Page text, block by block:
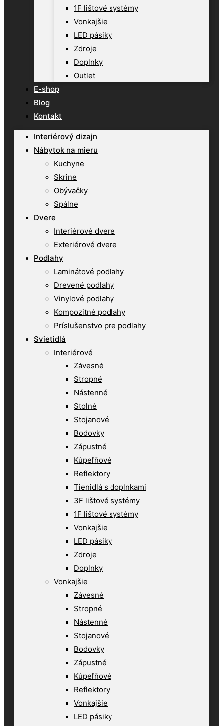
1F lištové systémy
Vonkajšie
LED pásiky
Zdroje
Doplnky
Outlet
E-shop
Blog
Kontakt
Interiérový dizajn
Nábytok na mieru
Kuchyne
Skrine
Obývačky
Spálne
Dvere
Interiérové dvere
Exteriérové dvere
Podlahy
Laminátové podlahy
Drevené podlahy
Vinylové podlahy
Kompozitné podlahy
Príslušenstvo pre podlahy
Svietidlá
Interiérové
Závesné
Stropné
Nástenné
Stolné
Stojanové
Bodovky
Zápustné
Kúpeľňové
Reflektory
Tienidlá s doplnkami
3F lištové systémy
1F lištové systémy
Vonkajšie
LED pásiky
Zdroje
Doplnky
Vonkajšie
Závesné
Stropné
Nástenné
Stojanové
Bodovky
Zápustné
Kúpeľňové
Reflektory
Vonkajšie
LED pásiky